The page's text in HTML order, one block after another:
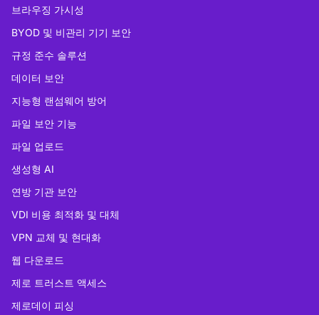
브라우징 가시성
BYOD 및 비관리 기기 보안
규정 준수 솔루션
데이터 보안
지능형 랜섬웨어 방어
파일 보안 기능
파일 업로드
생성형 AI
연방 기관 보안
VDI 비용 최적화 및 대체
VPN 교체 및 현대화
웹 다운로드
제로 트러스트 액세스
제로데이 피싱